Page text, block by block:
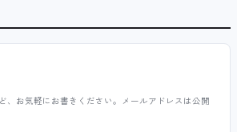
、お気軽にお書きください。メールアドレスは公開